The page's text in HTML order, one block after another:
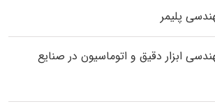
پلیمر
ابزار دقیق و اتوماسیون در صنایع